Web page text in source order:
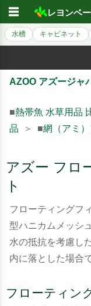
☰ レヨンベ
水槽 キャビネット
AZOO アズージャ
■熱帯魚 水草用品
品 ＞ ■網（アミ
アズー フロ
ト
フローティングフ
型ハニカムメッシ
水の抵抗を考慮し
内に落とした場合
フローティン